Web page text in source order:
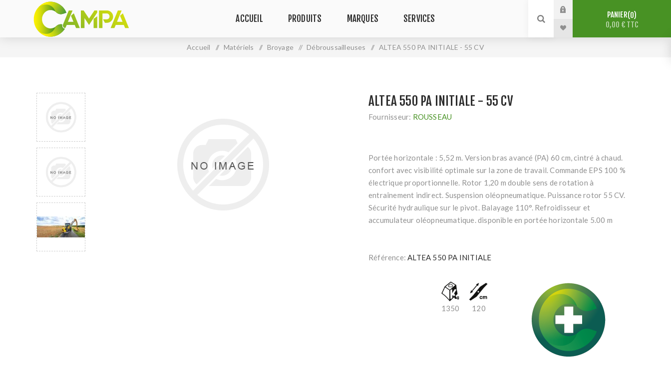
ACCUEIL PRODUITS MARQUES SERVICES PANIER 0
0,00 € TTC
Accueil / Matériels / Broyage / Débroussailleuses / ALTEA 550 PA INITIALE - 55 CV
ALTEA 550 PA INITIALE - 55 CV
Fournisseur: ROUSSEAU
Portée horizontale : 5,52 m. Version bras avancé (PA) 60 cm, cintré à chaud.
confort avec visibilité optimale sur la zone de travail. Commande EPS 100 %
électrique proportionnelle. Rotor 1,20 m double sens de rotation à
entraînement indirect. Suspension oléopneumatique. Puissance rotor 55 CV.
Sécurité hydraulique sur le pivot. Balayage 110°. Refroidisseur et
accumulateur oléopneumatique. disponible en portée horizontale 5.00 m
Référence: ALTEA 550 PA INITIALE
1350 120